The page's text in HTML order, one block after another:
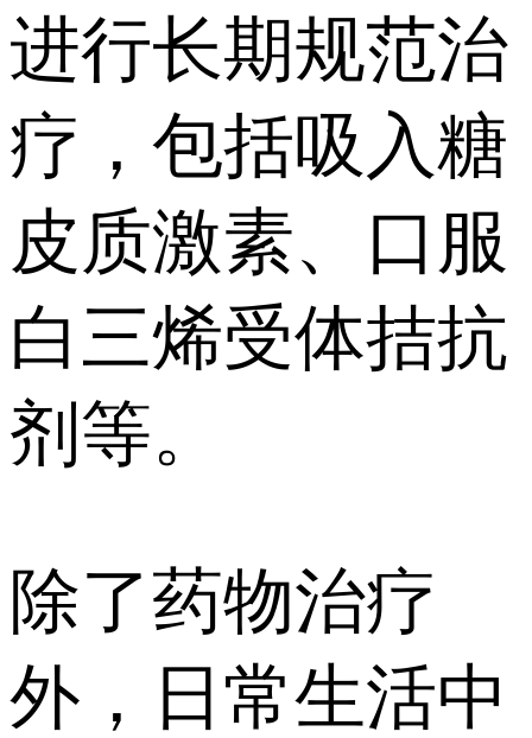
进行长期规范治
疗，包括吸入糖
皮质激素、口服
白三烯受体拮抗
剂等。
除了药物治疗
外，日常生活中